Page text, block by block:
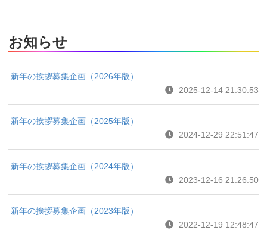
お知らせ
新年の挨拶募集企画（2026年版）
2025-12-14 21:30:53
新年の挨拶募集企画（2025年版）
2024-12-29 22:51:47
新年の挨拶募集企画（2024年版）
2023-12-16 21:26:50
新年の挨拶募集企画（2023年版）
2022-12-19 12:48:47